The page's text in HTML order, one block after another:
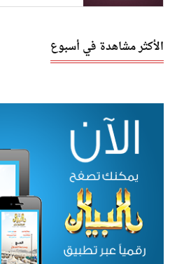
الأكثر مشاهدة في أسبوع